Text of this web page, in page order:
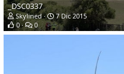
_DSC0337
Skylined
7 Dic 2015
0
0